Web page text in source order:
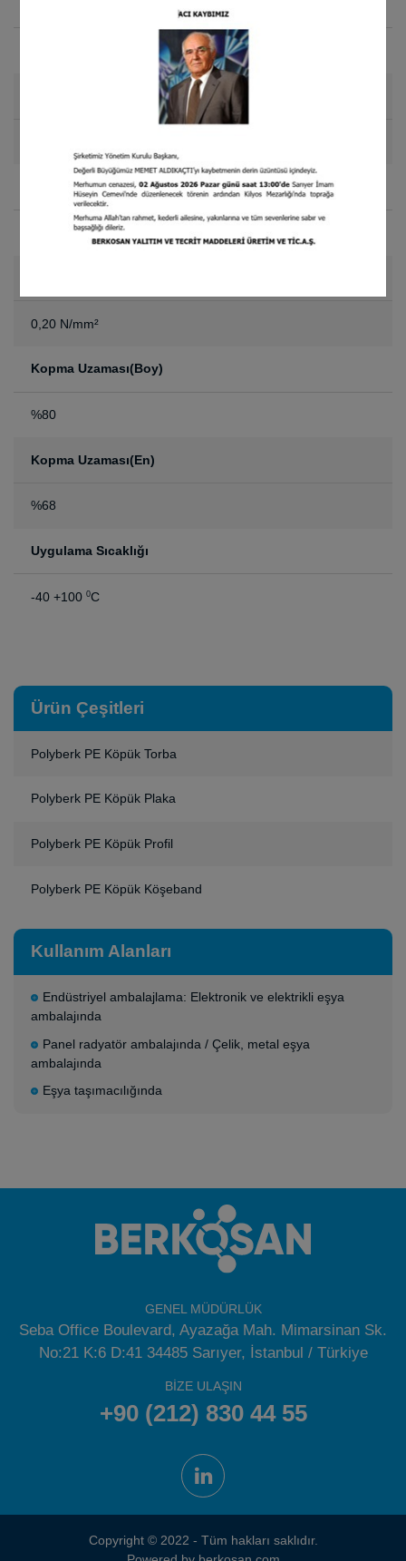
Darbe Ses İndirgeme
Kopma Mukavemeti(Boy)
0,40 N/mm²
0,20 N/mm²
Kopma Uzaması(Boy)
%80
Kopma Uzaması(En)
%68
Uygulama Sıcaklığı
-40 +1000C
Ürün Çeşitleri
Polyberk PE Köpük Torba
Polyberk PE Köpük Plaka
Polyberk PE Köpük Profil
Polyberk PE Köpük Köşeband
Kullanım Alanları
Endüstriyel ambalajlama: Elektronik ve elektrikli eşya
ambalajında
Panel radyatör ambalajında / Çelik, metal eşya
ambalajında
Eşya taşımacılığında
GENEL MÜDÜRLÜK
Seba Office Boulevard, Ayazağa Mah. Mimarsinan Sk.
No:21 K:6 D:41 34485 Sarıyer, İstanbul / Türkiye
BİZE ULAŞIN
+90 (212) 830 44 55
Copyright © 2022 - Tüm hakları saklıdır.